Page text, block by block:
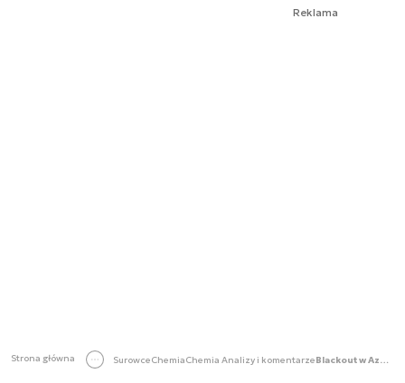
Reklama
Strona główna SurowceChemiaChemia Analizy i komentarze Blackout w Azotach. Przerwano produkcję, wznowienie za ponad tydzień